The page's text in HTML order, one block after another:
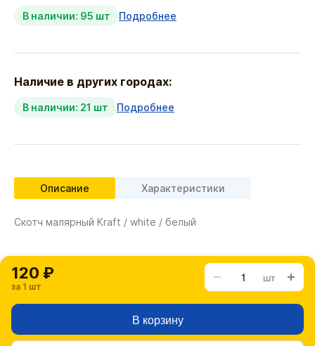
В наличии: 95 шт Подробнее
Наличие в других городах:
В наличии: 21 шт Подробнее
Описание Характеристики
Скотч малярный Kraft / white / белый
120 ₽
за 1 шт
шт
В корзину